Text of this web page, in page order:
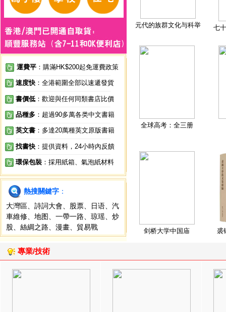
運費平 ：購滿HK$200起免運費政策
速度快 ：全港範圍全部以速遞發貨
書價低 ：歡迎與任何同類書店比價
品種多 ：超過90多萬各类中文書籍
英文書 ：多達20萬種英文原版書籍
找書快 ：提供資料，24小時內反饋
環保包裝 ：採用紙箱、氣泡紙材料
熱搜關鍵字 ：
大灣區
詩詞大會 股票 日语
汽
車維修
地图 一帶一路 琼瑶
炒
股
絲綢之路 漫畫 貿易戰
元代的族群文化与科举 七
全球高考：全三册
剑桥大学中国庙 裘
專業/技術